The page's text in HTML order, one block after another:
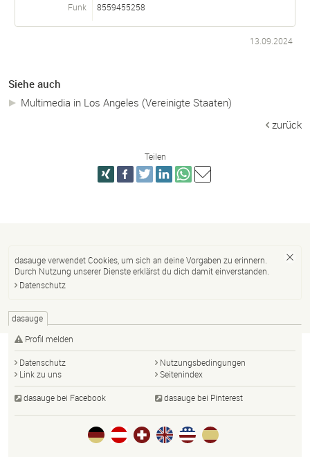
Funk 8559455258
13.09.2024
Siehe auch
Multimedia in Los Angeles (Vereinigte Staaten)
zurück
Teilen
dasauge verwendet Cookies, um sich an deine Vorgaben zu erinnern.
Durch Nutzung unserer Dienste erklärst du dich damit einverstanden.
Datenschutz
dasauge
Profil melden
Datenschutz
Nutzungsbedingungen
Link zu uns
Seitenindex
dasauge bei Facebook dasauge bei Pinterest